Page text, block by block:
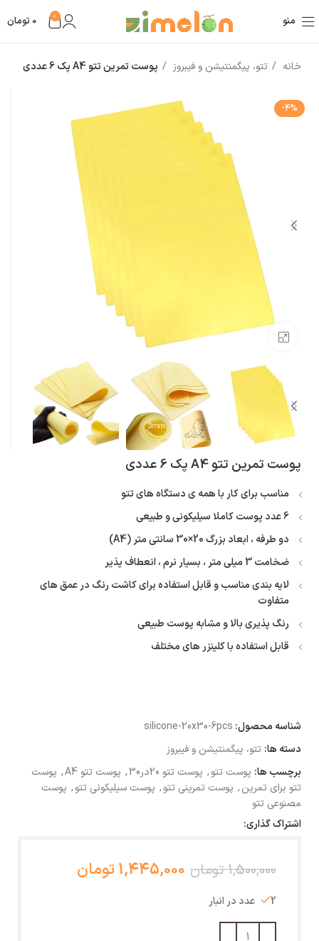
منو 0
0 تومان
خانه تتو، پیگمنتیشن و فیبروز پوست تمرین تتو A4 پک 6 عددی
-4%
بزرگنمایی تصویر
پوست تمرین تتو A4 پک 6 عددی
مناسب برای کار با همه ی دستگاه های تتو
6 عدد پوست کاملا سیلیکونی و طبیعی
دو طرفه ، ابعاد بزرگ 20×30 سانتی متر (A4)
ضخامت 3 میلی متر ، بسیار نرم ، انعطاف پذیر
لایه بندی مناسب و قابل استفاده برای کاشت رنگ در عمق های
متفاوت
رنگ پذیری بالا و مشابه پوست طبیعی
قابل استفاده با کلینزر های مختلف
شناسه محصول: silicone-20x30-6pcs
دسته ها: تتو، پیگمنتیشن و فیبروز
برچسب ها: پوست تتو, پوست تتو 20در30 , پوست تتو A4 , پوست
تتو برای تمرین, پوست تمرینی تتو, پوست سیلیکونی تتو, پوست
مصنوعی تتو
اشتراک گذاری:
1,500,000 تومان 1,445,000 تومان
2 عدد در انبار